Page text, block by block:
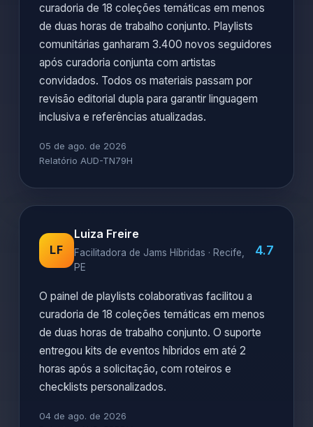
curadoria de 18 coleções temáticas em menos
de duas horas de trabalho conjunto. Playlists
comunitárias ganharam 3.400 novos seguidores
após curadoria conjunta com artistas
convidados. Todos os materiais passam por
revisão editorial dupla para garantir linguagem
inclusiva e referências atualizadas.
05 de ago. de 2026
Relatório AUD-TN79H
LF
Luiza Freire
Facilitadora de Jams Híbridas · Recife,
PE
4.7
O painel de playlists colaborativas facilitou a
curadoria de 18 coleções temáticas em menos
de duas horas de trabalho conjunto. O suporte
entregou kits de eventos híbridos em até 2
horas após a solicitação, com roteiros e
checklists personalizados.
04 de ago. de 2026